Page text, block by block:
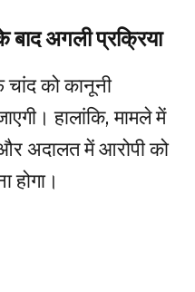
बाद अगली प्रक्रिया
चांद को कानूनी
हालांकि, मामले में
अदालत में आरोपी को
होगा।